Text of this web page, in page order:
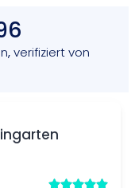
,verifiziert von